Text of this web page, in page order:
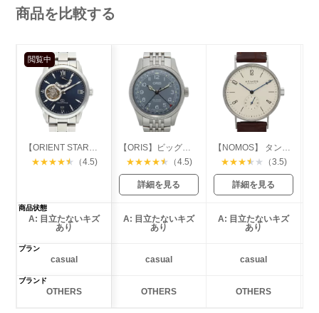
商品を比較する
閲覧中
【ORIENT STAR】パワーリザーブ
★★★★★ （4.5)
【ORIS】ビッグクラウン ポインターデイト
★★★★★ （4.5)
詳細を見る
【NOMOS】 タンジェント
★★★★ ★ （3.5)
詳細を見る
商品状態
A: 目立たないキズ
あり
A: 目立たないキズ
あり
A: 目立たないキズ
あり
プラン
casual casual casual
ブランド
OTHERS OTHERS OTHERS